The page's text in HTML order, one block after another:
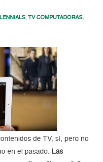
, TV COMPUTADORAS,
de TV, sí, pero no
en el pasado. Las